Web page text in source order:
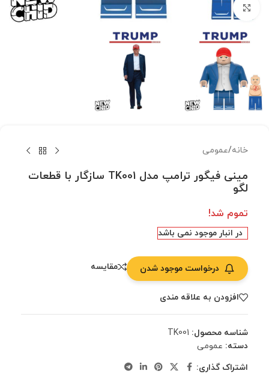
بزرگنمایی تصویر
خانه/عمومی
مینی فیگور ترامپ مدل TK001 سازگار با قطعات
لگو
تموم شد!
در انبار موجود نمی باشد
درخواست موجود شدن مقایسه
افزودن به علاقه مندی
شناسه محصول: TK001
دسته: عمومی
اشتراک گذاری: